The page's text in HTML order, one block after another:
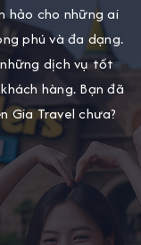
hảo cho những ai
phú và đa dạng.
dịch vụ tốt
hàng. Bạn đã
Gia Travel chưa?